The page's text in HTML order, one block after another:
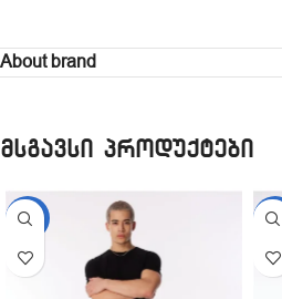
About brand
მსგავსი პროდუქტები
-11% -11%